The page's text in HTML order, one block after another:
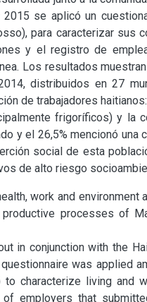
se aplicó un
para caracterizar sus
y el registro de
Los resultados
distribuidos en 27
de trabajadores haitianos:
frigoríficos) y la
y el 26,5% mencionó una
social de esta
de alto riesgo
work and environment
processes of
in conjunction with the
was applied
characterize living and
employers that